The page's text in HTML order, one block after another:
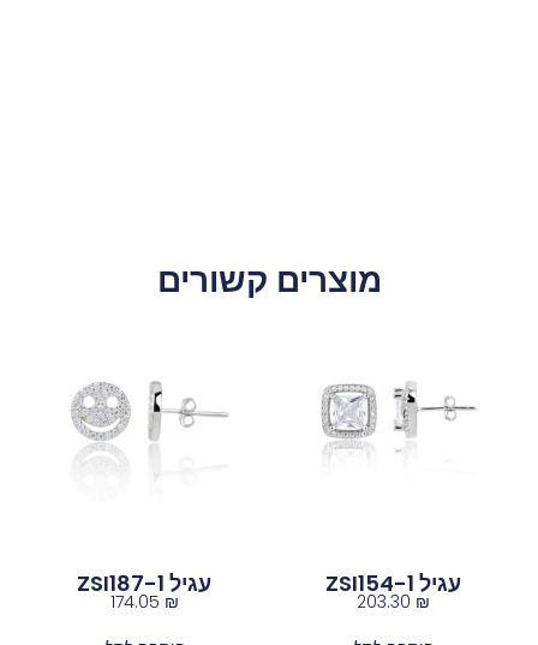
מוצרים קשורים
עגיל ZSI154-1
203.30 ₪
עגיל ZSI187-1
174.05 ₪